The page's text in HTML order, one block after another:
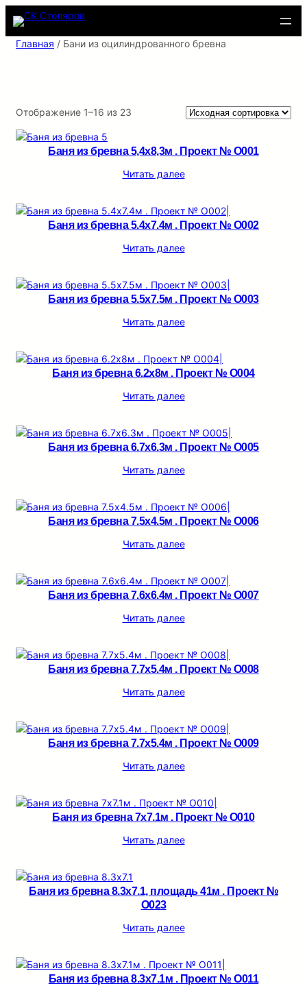
Перейти
содержимому
Главная / Бани из оцилиндрованного бревна
Отображение 1–16 из 23
Баня из бревна 5,4х8,3м . Проект № О001
Читать далее
Баня из бревна 5.4х7.4м . Проект № О002
Читать далее
Баня из бревна 5.5х7.5м . Проект № О003
Читать далее
Баня из бревна 6.2х8м . Проект № О004
Читать далее
Баня из бревна 6.7х6.3м . Проект № О005
Читать далее
Баня из бревна 7.5х4.5м . Проект № О006
Читать далее
Баня из бревна 7.6х6.4м . Проект № О007
Читать далее
Баня из бревна 7.7х5.4м . Проект № О008
Читать далее
Баня из бревна 7.7х5.4м . Проект № О009
Читать далее
Баня из бревна 7х7.1м . Проект № О010
Читать далее
Баня из бревна 8.3х7.1, площадь 41м . Проект №
О023
Читать далее
Баня из бревна 8.3х7.1м . Проект № О011